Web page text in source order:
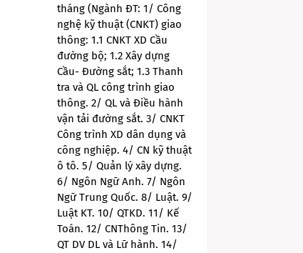
tháng (Ngành ĐT: 1/ Công
nghệ kỹ thuật (CNKT) giao
thông: 1.1 CNKT XD Cầu
đường bộ; 1.2 Xây dựng
Cầu- Đường sắt; 1.3 Thanh
tra và QL công trình giao
thông. 2/ QL và Điều hành
vận tải đường sắt. 3/ CNKT
Công trình XD dân dụng và
công nghiệp. 4/ CN kỹ thuật
ô tô. 5/ Quản lý xây dựng.
6/ Ngôn Ngữ Anh. 7/ Ngôn
Ngữ Trung Quốc. 8/ Luật. 9/
Luật KT. 10/ QTKD. 11/ Kế
Toán. 12/ CNThông Tin. 13/
QT DV DL và Lữ hành. 14/